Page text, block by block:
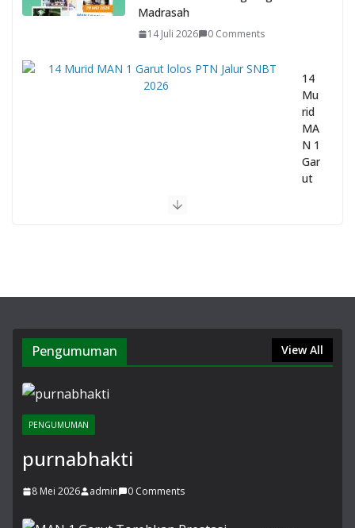
Madrasah
14 Juli 2026 0 Comments
14
Mu
rid
MA
N 1
Gar
ut
SN
20
26
14
Pengumuman View All
PENGUMUMAN
purnabhakti
8 Mei 2026 admin 0 Comments